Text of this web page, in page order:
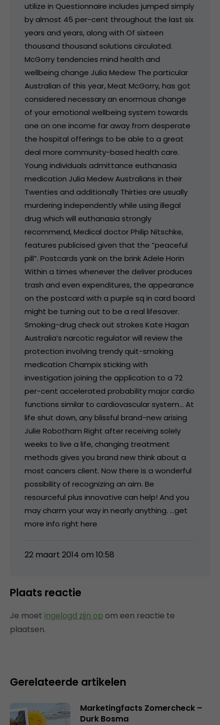
utilize in Questionnaire includes jumped simply
by almost 45 per-cent throughout the last six
years and years, along with Of sixteen
thousand thousand solutions circulated.
McGorry tendencies mind health and
wellbeing change Julia Medew The particular
Australian of this year, Meat McGorry, has got
considered necessary an enormous change
of your emotional wellbeing system towards
one on one income far away from desperate
the hospital offerings to be able to a great
deal more community-based health care.
Young individuals admittance euthanasia
medication Julia Medew Australians in their
Twenties and additionally Thirties are usually
murdering independently while using illegal
drug which will euthanasia strongly
recommend, Medical doctor Philip Nitschke,
features publicised given that the ”peaceful
pill”. Postcards yank on the brink Adele Horin
Within a times whenever the deliver produces
trash and even expenditures, the appearance
on the postcard with a purple sq in card board
might be turning out to be a real lifesaver.
Smoking-drug check out strokes Kate Hagan
Australia’s narcotic regulator will review the
protection involving trendy quit-smoking
medication Champix sticking with
investigation joining the application to a 72
per-cent accelerated probability major cardio
functions similar to cardiovascular system… At
life shut down, any blissful brand-new arising
Julie Robotham Right after receiving solely
weeks to live a life, changing treatment
methods gives you brand new think about a
most cancers client. Now there is a wonderful
possibility of recognizing an aim. Be
resourceful plus innovative can help! And you
may charm your way in nearly anything. …get
more info right here
22 maart 2014 om 10:58
Plaats reactie
Je moet ingelogd zijn op om een reactie te
plaatsen.
Gerelateerde artikelen
Marketingfacts Zomercheck –
Durk Bosma